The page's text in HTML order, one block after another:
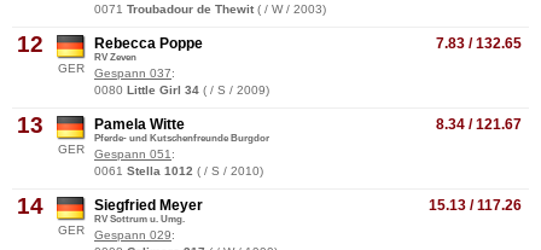
0071 Troubadour de Thewit ( / W / 2003)
12
GER
7.83 / 132.65
Rebecca Poppe
RV Zeven
Gespann 037:
0080 Little Girl 34 ( / S / 2009)
13
GER
8.34 / 121.67
Pamela Witte
Pferde- und Kutschenfreunde Burgdor
Gespann 051 :
0061 Stella 1012 ( / S / 2010)
14
GER
15.13 / 117.26
Siegfried Meyer
RV Sottrum u. Umg.
Gespann 029: